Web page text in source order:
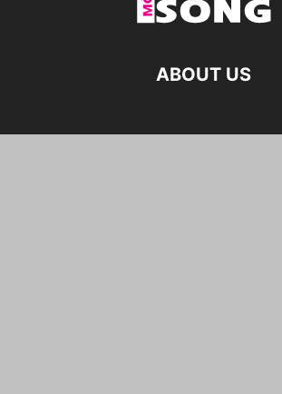
ABOUT US